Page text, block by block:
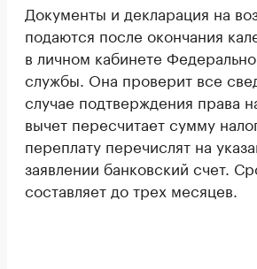
Документы и декларация на
подаются после окончания
в личном кабинете
службы. Она проверит все
случае подтверждения права
вычет пересчитает сумму
переплату перечислят на
заявлении банковский счет.
составляет до трех месяцев.